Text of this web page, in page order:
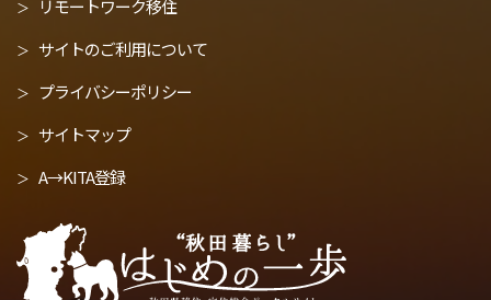
リモートワーク移住
サイトのご利用について
プライバシーポリシー
サイトマップ
A→KITA登録